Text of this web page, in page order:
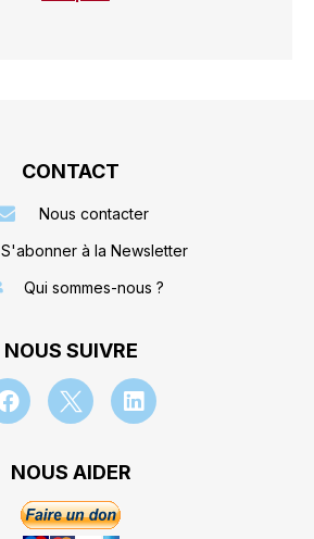
CONTACT
Nous contacter
S'abonner à la Newsletter
Qui sommes-nous ?
NOUS SUIVRE
NOUS AIDER